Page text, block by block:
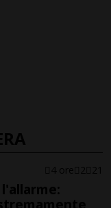
4 ore 2 21